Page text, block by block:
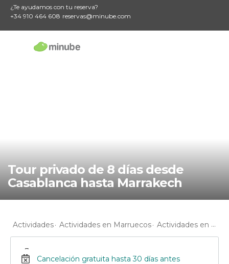
¿Te ayudamos con tu reserva?
+34 910 464 608 reservas@minube.com
Tour privado de 8 días desde
Casablanca hasta Marrakech
Actividades Actividades en Marruecos Actividades en Casablanca
Cancelación gratuita hasta 30 días antes